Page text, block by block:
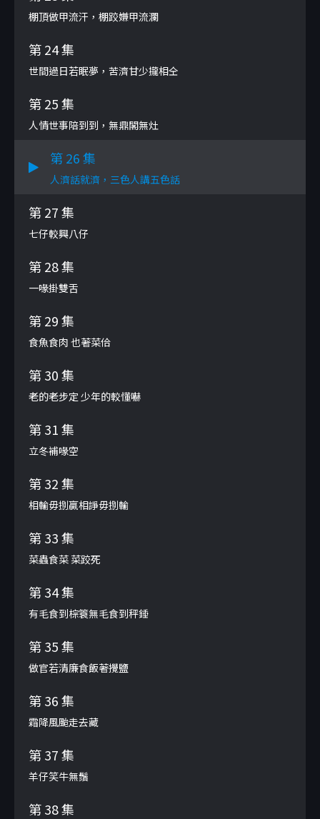
棚頂做甲流汗，棚跤嫌甲流瀾
第 24 集
世間過日若眠夢，苦濟甘少攏相仝
第 25 集
人情世事陪到到，無鼎閣無灶
第 26 集
人濟話就濟，三色人講五色話
第 27 集
七仔較興八仔
第 28 集
一喙掛雙舌
第 29 集
食魚食肉 也著菜佮
第 30 集
老的老步定 少年的較懂嚇
第 31 集
立冬補喙空
第 32 集
相輸毋捌贏相諍毋捌輸
第 33 集
菜蟲食菜 菜跤死
第 34 集
有毛食到棕簑無毛食到秤錘
第 35 集
做官若清廉食飯著攪鹽
第 36 集
霜降風颱走去藏
第 37 集
羊仔笑牛無鬚
第 38 集